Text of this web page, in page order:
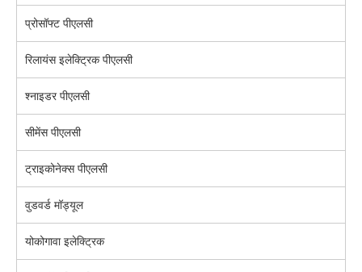
प्रोसॉफ्ट पीएलसी
रिलायंस इलेक्ट्रिक पीएलसी
श्नाइडर पीएलसी
सीमेंस पीएलसी
ट्राइकोनेक्स पीएलसी
वुडवर्ड मॉड्यूल
योकोगावा इलेक्ट्रिक